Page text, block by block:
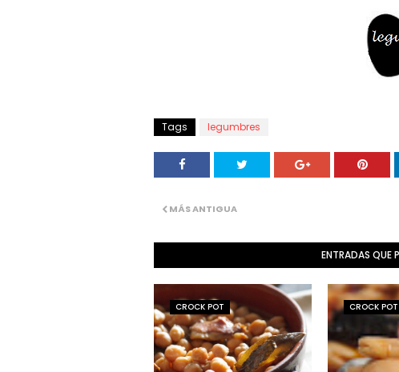
Tags legumbres
MÁS ANTIGUA
ENTRADAS QUE
CROCK POT CROCK POT